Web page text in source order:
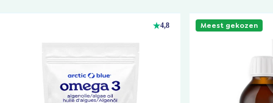
4,8 Meest gekozen